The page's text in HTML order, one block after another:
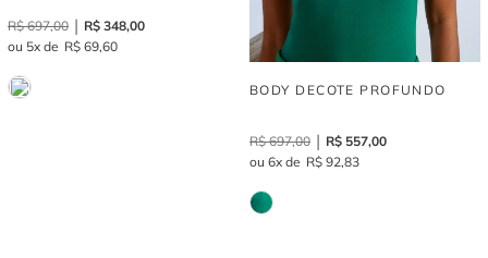
R$ 697,00 R$ 348,00
5
R$ 69,60
BODY DECOTE PROFUNDO
R$ 697,00 R$ 557,00
6
R$ 92,83